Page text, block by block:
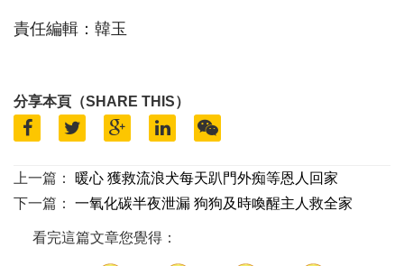
責任編輯：韓玉
分享本頁（SHARE THIS）
上一篇：
暖心 獲救流浪犬每天趴門外痴等恩人回家
下一篇：
一氧化碳半夜泄漏 狗狗及時喚醒主人救全家
看完這篇文章您覺得：